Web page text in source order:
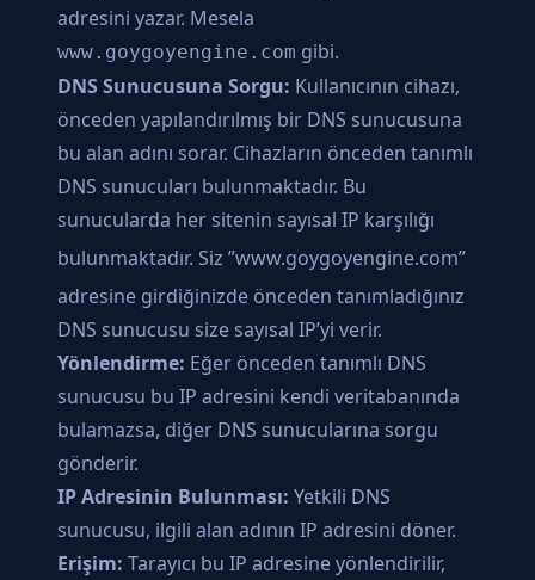
adresini yazar. Mesela
www.goygoyengine.com gibi.
DNS Sunucusuna Sorgu: Kullanıcının cihazı,
önceden yapılandırılmış bir DNS sunucusuna
bu alan adını sorar. Cihazların önceden tanımlı
DNS sunucuları bulunmaktadır. Bu
sunucularda her sitenin sayısal IP karşılığı
bulunmaktadır. Siz ”www.goygoyengine.com”
adresine girdiğinizde önceden tanımladığınız
DNS sunucusu size sayısal IP’yi verir.
Yönlendirme: Eğer önceden tanımlı DNS
sunucusu bu IP adresini kendi veritabanında
bulamazsa, diğer DNS sunucularına sorgu
gönderir.
IP Adresinin Bulunması: Yetkili DNS
sunucusu, ilgili alan adının IP adresini döner.
Erişim: Tarayıcı bu IP adresine yönlendirilir,